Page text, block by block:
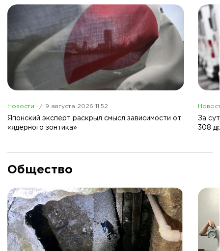
Новости 9 августа 2026 11:52
Японский эксперт раскрыл смысл зависимости от
«ядерного зонтика»
За
308
Общество